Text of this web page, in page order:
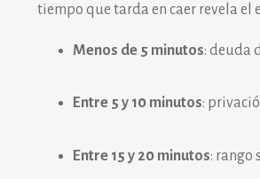
tiempo que tarda en caer revela el
Menos de 5 minutos: deuda
Entre 5 y 10 minutos:
Entre 15 y 20 minutos: rango